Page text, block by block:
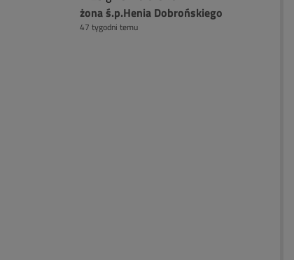
żona ś.p.Henia Dobrońskiego
47 tygodni temu